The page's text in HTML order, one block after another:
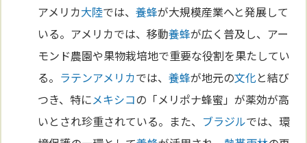
アメリカ大陸では、養蜂が大規模産業へと発展して
いる。アメリカでは、移動養蜂が広く普及し、アー
モンド農園や果物栽培地で重要な役割を果たしてい
る。 ラテンアメリカでは、養蜂が地元の文化と結び
つき、特にメキシコの「メリポナ蜂蜜」が薬効が高
いとされ珍重されている。また、 ブラジルでは、環